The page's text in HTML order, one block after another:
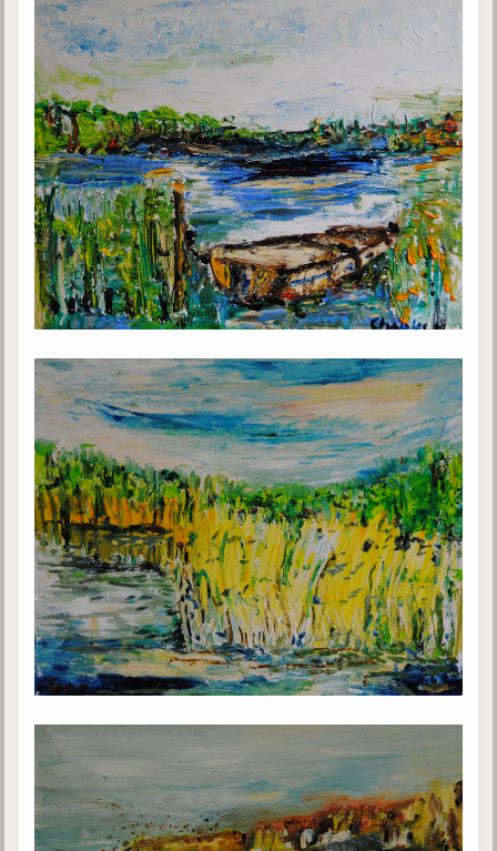
Enregistrements
séance d'aide spirituelle
Diaporamas
Powerpoints
Enseignement
Cours dispensés au Centre
L'Agora
Posez-nous des questions
Consultez les réponses
Galerie
Photos et vidéoscope
Galerie photos
Vidéoscope
Filmothèque
Les Illustrés
Vidéos courtes de Divaldo
Liens spirites
Centres spirites
France